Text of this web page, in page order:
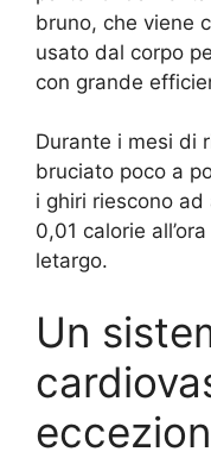
bruno, che viene
usato dal corpo
con grande
Durante i mesi di
bruciato poco a
i ghiri riescono
0,01 calorie
letargo.
Un